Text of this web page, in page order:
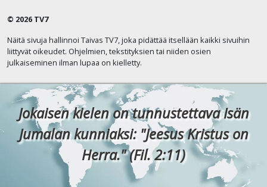
© 2026 TV7
Näitä sivuja hallinnoi Taivas TV7, joka pidättää itsellään kaikki sivuihin
liittyvät oikeudet. Ohjelmien, tekstityksien tai niiden osien
julkaiseminen ilman lupaa on kielletty.
Jokaisen kielen on tunnustettava Isän
Jumalan kunniaksi: "Jeesus Kristus on
Herra." (Fil. 2:11)